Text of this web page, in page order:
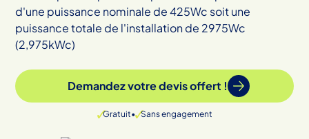
d'une puissance nominale de 425Wc soit une
puissance totale de l'installation de 2975Wc
(2,975kWc)
Demandez votre devis offert !
Gratuit• Sans engagement